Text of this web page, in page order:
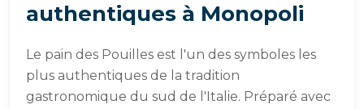
authentiques à Monopoli
Le pain des Pouilles est l'un des symboles les
plus authentiques de la tradition
gastronomique du sud de l'Italie. Préparé avec